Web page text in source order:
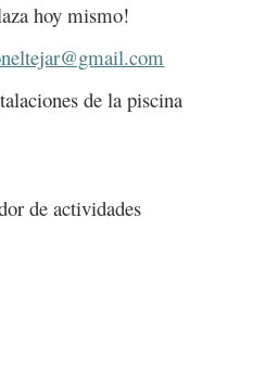
hoy mismo!
de la piscina
de actividades